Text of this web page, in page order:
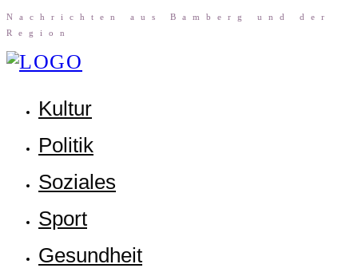
Nach­rich­ten aus Bam­berg und der
Region
Kul­tur
Poli­tik
Sozia­les
Sport
Gesund­heit